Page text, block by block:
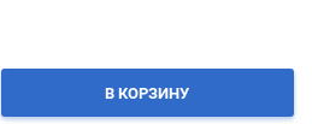
В КОРЗИНУ